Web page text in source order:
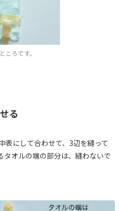
ころです。
る
にして合わせて、3辺を縫って
タオルの端の部分は、縫わないで